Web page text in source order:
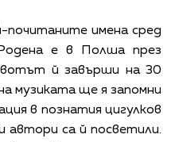
почитаните имена сред
е в Полша през
й завърши на 30
музиката ще я запомни
в познатия цигулков
автори са й посветили.